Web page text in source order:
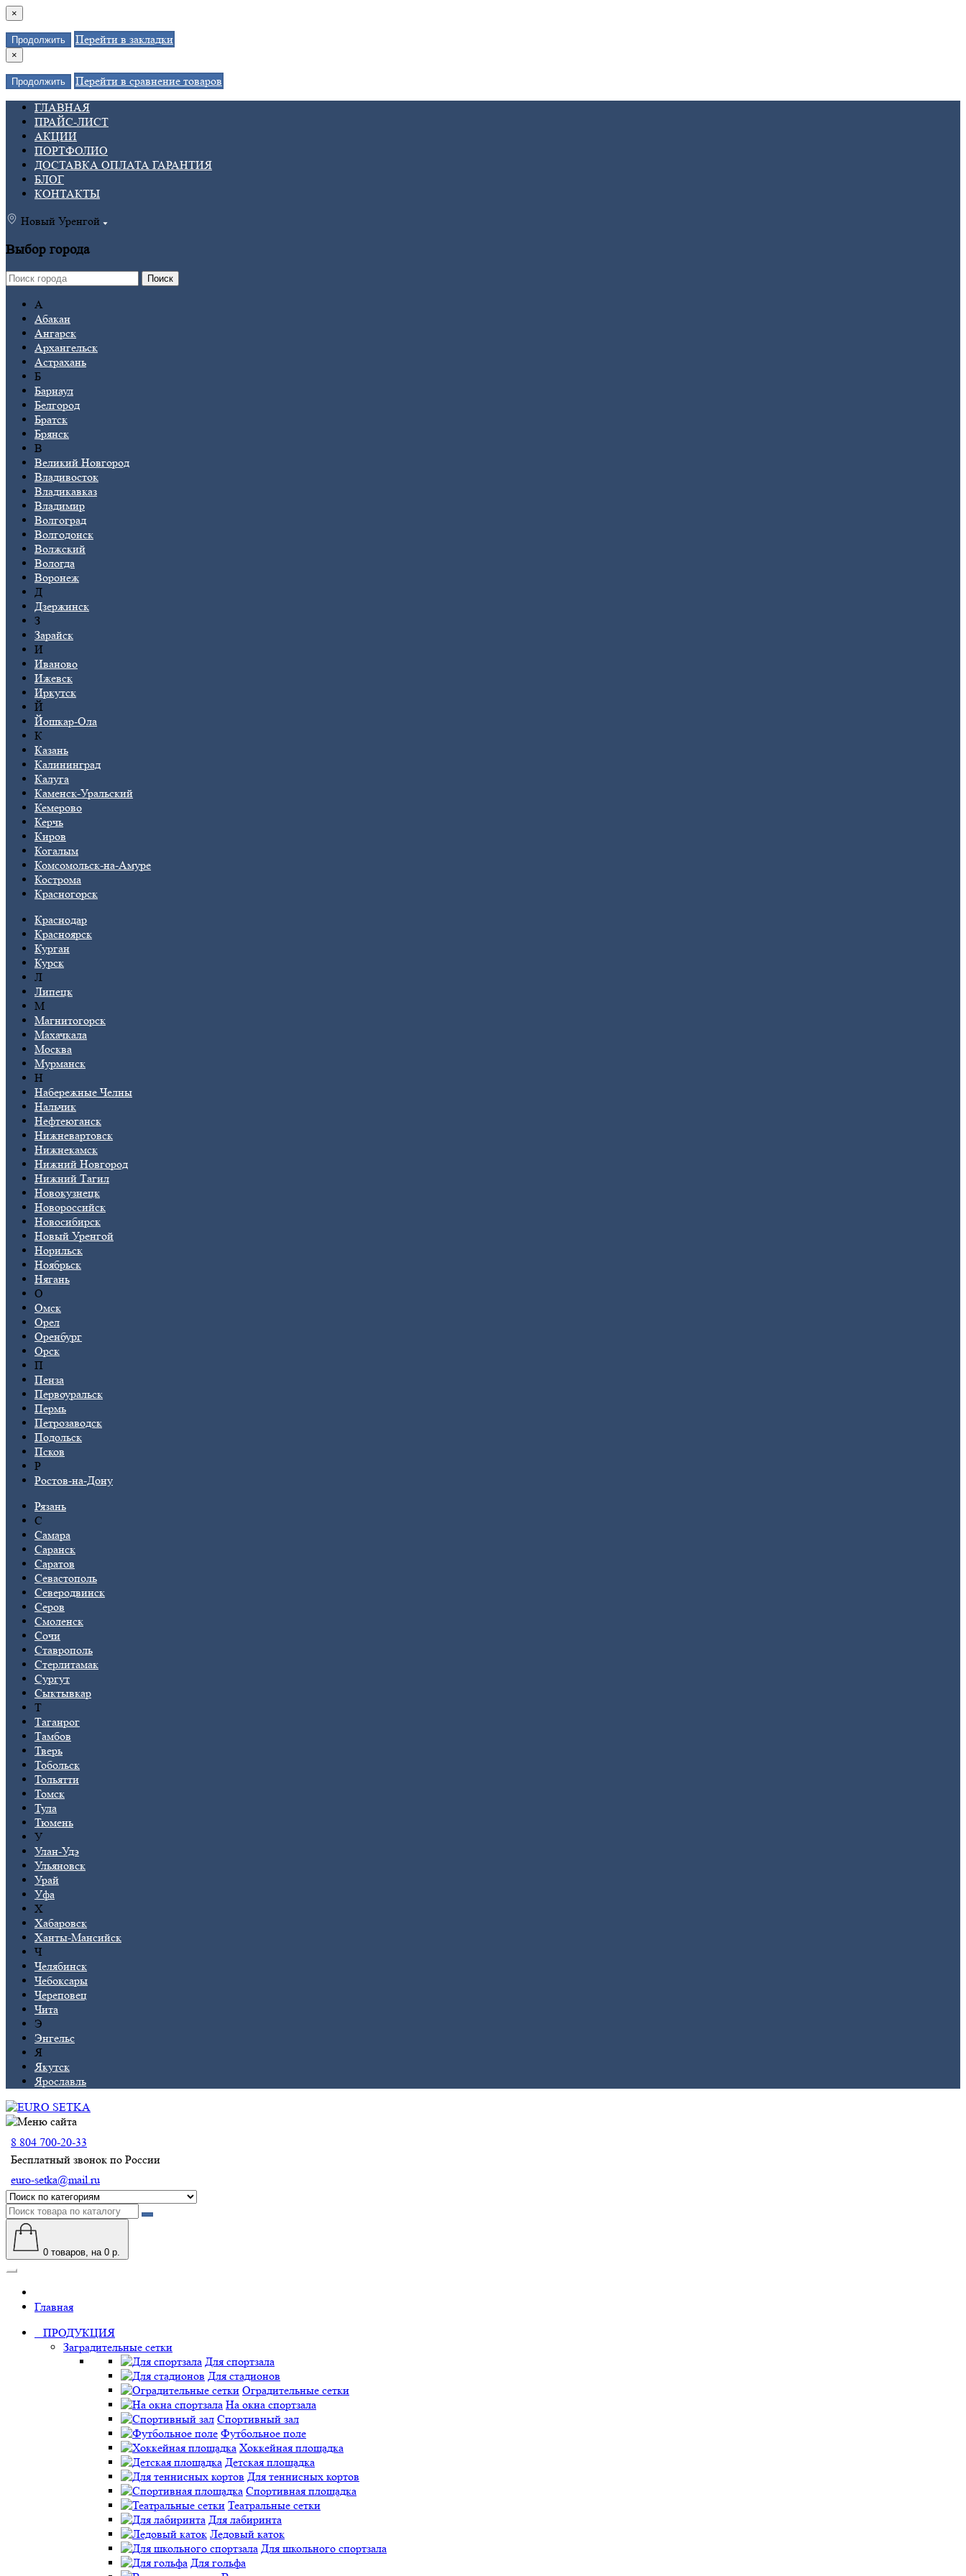
×
Продолжить Перейти в закладки
×
Продолжить
Перейти в сравнение товаров
ГЛАВНАЯ
ПРАЙС-ЛИСТ
АКЦИИ
ПОРТФОЛИО
ДОСТАВКА ОПЛАТА ГАРАНТИЯ
БЛОГ
КОНТАКТЫ
Новый Уренгой
Выбор города
Поиск
А
Абакан
Ангарск
Архангельск
Астрахань
Б
Барнаул
Белгород
Братск
Брянск
В
Великий Новгород
Владивосток
Владикавказ
Владимир
Волгоград
Волгодонск
Волжский
Вологда
Воронеж
Д
Дзержинск
З
Зарайск
И
Иваново
Ижевск
Иркутск
Й
Йошкар-Ола
К
Казань
Калининград
Калуга
Каменск-Уральский
Кемерово
Керчь
Киров
Когалым
Комсомольск-на-Амуре
Кострома
Красногорск
Краснодар
Красноярск
Курган
Курск
Л
Липецк
М
Магнитогорск
Махачкала
Москва
Мурманск
Н
Набережные Челны
Нальчик
Нефтеюганск
Нижневартовск
Нижнекамск
Нижний Новгород
Нижний Тагил
Новокузнецк
Новороссийск
Новосибирск
Новый Уренгой
Норильск
Ноябрьск
Нягань
О
Омск
Орел
Оренбург
Орск
П
Пенза
Первоуральск
Пермь
Петрозаводск
Подольск
Псков
Р
Ростов-на-Дону
Рязань
С
Самара
Саранск
Саратов
Севастополь
Северодвинск
Серов
Смоленск
Сочи
Ставрополь
Стерлитамак
Сургут
Сыктывкар
Т
Таганрог
Тамбов
Тверь
Тобольск
Тольятти
Томск
Тула
Тюмень
У
Улан-Удэ
Ульяновск
Урай
Уфа
Х
Хабаровск
Ханты-Мансийск
Ч
Челябинск
Чебоксары
Череповец
Чита
Э
Энгельс
Я
Якутск
Ярославль
8 804 700-20-33
Бесплатный звонок по России
euro-setka@mail.ru
0 товаров, на 0 р.
Главная
ПРОДУКЦИЯ
Заградительные сетки
Для спортзала
Для стадионов
Оградительные сетки
На окна спортзала
Спортивный зал
Футбольное поле
Хоккейная площадка
Детская площадка
Для теннисных кортов
Спортивная площадка
Театральные сетки
Для лабиринта
Ледовый каток
Для школьного спортзала
Для гольфа